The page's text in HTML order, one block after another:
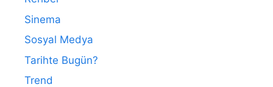
Sinema
Sosyal Medya
Tarihte Bugün?
Trend